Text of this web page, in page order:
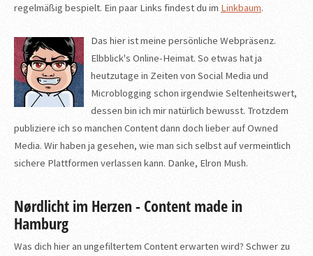
regelmäßig bespielt. Ein paar Links findest du im Linkbaum.
Das hier ist meine persönliche Webpräsenz.
Elbblick's Online-Heimat. So etwas hat ja
heutzutage in Zeiten von Social Media und
Microblogging schon irgendwie Seltenheitswert,
dessen bin ich mir natürlich bewusst. Trotzdem
publiziere ich so manchen Content dann doch lieber auf Owned
Media. Wir haben ja gesehen, wie man sich selbst auf vermeintlich
sichere Plattformen verlassen kann. Danke, Elron Mush.
Nørdlicht im Herzen - Content made in
Hamburg
Was dich hier an ungefiltertem Content erwarten wird? Schwer zu